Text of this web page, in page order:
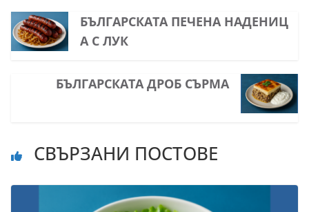
БЪЛГАРСКАТА ПЕЧЕНА НАДЕНИЦ
А С ЛУК
БЪЛГАРСКАТА ДРОБ СЪРМА
СВЪРЗАНИ ПОСТОВЕ